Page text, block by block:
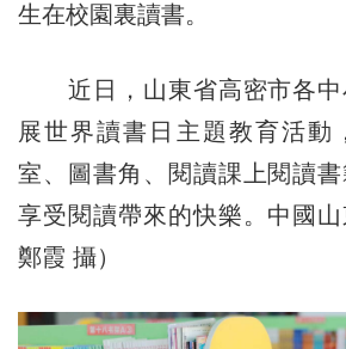
生在校園裏讀書。
近日，山東省高密市各中
展世界讀書日主題教育活動
室、圖書角、閱讀課上閱讀書
享受閱讀帶來的快樂。中國
鄭霞 攝）